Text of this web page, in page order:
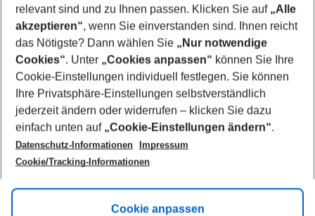
Footer
Footer navigation
Über uns
AGB
Cookie-Einstellungen ändern
Cookie-Richtlinie
Datenschutz
Service & Hilfe
Barrierefreies Reisen
Check-in
Flugbeschränkungen
Folgen Sie uns
relevant sind und zu Ihnen passen. Klicken Sie auf „Alle
akzeptieren“, wenn Sie einverstanden sind. Ihnen reicht
das Nötigste? Dann wählen Sie „Nur notwendige
Cookies“. Unter „Cookies anpassen“ können Sie Ihre
Cookie-Einstellungen individuell festlegen. Sie können
Ihre Privatsphäre-Einstellungen selbstverständlich
jederzeit ändern oder widerrufen – klicken Sie dazu
einfach unten auf „Cookie-Einstellungen ändern“.
Datenschutz-Informationen
Impressum
Cookie/Tracking-Informationen
Cookie anpassen